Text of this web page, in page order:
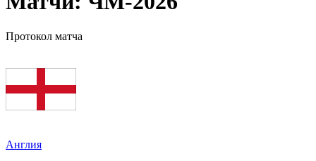
Протокол матча
Англия